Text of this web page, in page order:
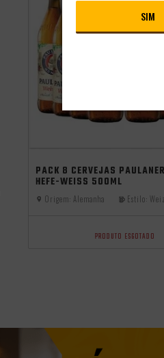
PACK 8 CERVEJAS PAULANER
HEFE-WEISS 500ML
Origem: Alemanha Estilo:
PRODUTO ESGOTADO
SIM